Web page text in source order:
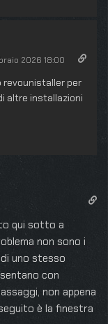
2026 18:00
revounistaller per
altre installazioni
qui sotto a
non sono i
uno stesso
con
non appena
è la finestra